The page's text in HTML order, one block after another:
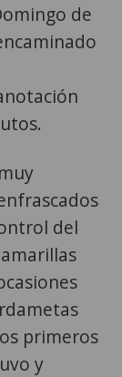
de
del
primeros
y